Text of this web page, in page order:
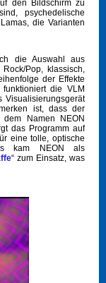
den Bildschirm zu
psychedelische
die Varianten
die Auswahl aus
Pop, klassisch,
der Effekte
die VLM
ist, dass der
Namen NEON
das Programm auf
eine tolle, optische
kam NEON als
“ zum Einsatz, was